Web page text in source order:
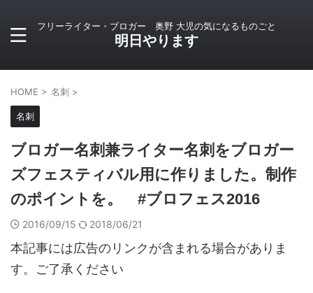
フリーライター・ブロガー 奥野 大児の気になるものごと
明日やります
HOME > 名刺 >
名刺
ブロガー名刺兼ライター名刺をブロガー
ズフェスティバル用に作りました。制作
のポイントを。 #ブロフェス2016
2016/09/15 2018/06/21
本記事には広告のリンクが含まれる場合がありま
す。ご了承ください